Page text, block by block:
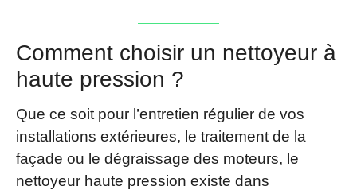
Comment choisir un nettoyeur à
haute pression ?
Que ce soit pour l’entretien régulier de vos
installations extérieures, le traitement de la
façade ou le dégraissage des moteurs, le
nettoyeur haute pression existe dans